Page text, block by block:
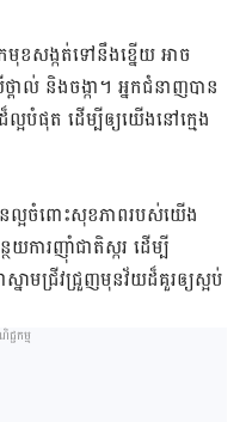
មុខ​សង្កត់​ទៅ​នឹង​ខ្នើយ​ អាច​
ាល់​ និង​ចង្កា​។​ អ្នក​ជំនាញ​បាន​​
អ​បំផុត​ ដើម្បី​ឲ្យ​យើង​​នៅ​ក្មេង​
ល្អ​ចំពោះ​សុខភាព​របស់​យើង​
ារ​ញ៉ាំ​ជាតិ​ស្ករ​ ដើម្បី​
ាម​ជ្រីវជ្រួញ​​​មុន​វ័យ​ដ៏​គួរ​ឲ្យ​ស្អប់​
ជកម្ម